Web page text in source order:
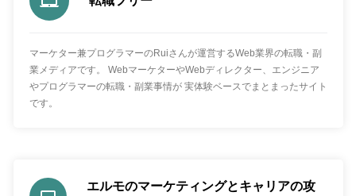
マーケター兼プログラマーのRuiさんが運営するWeb業界の転職・副
業メディアです。 WebマーケターやWebディレクター、エンジニア
やプログラマーの転職・副業事情が 実体験ベースでまとまったサイト
です。
エルモのマーケティングとキャリアの攻